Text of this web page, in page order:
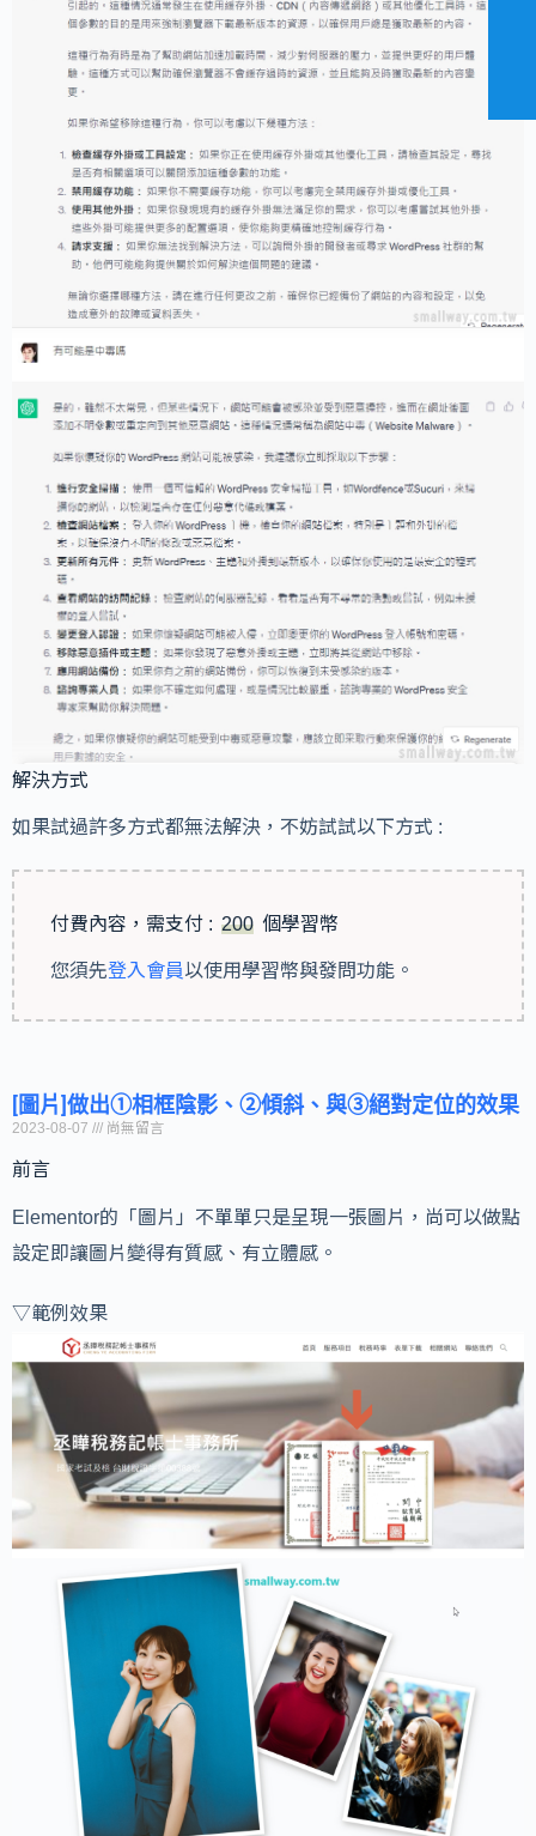
解決方式
如果試過許多方式都無法解決，不妨試試以下方式 :
付費內容，需支付 : 200 個學習幣
您須先登入會員以使用學習幣與發問功能。
[圖片]做出①相框陰影、②傾斜、與③絕對定位的效果
2023-08-07 尚無留言
前言
Elementor的「圖片」不單單只是呈現一張圖片，尚可以做點
設定即讓圖片變得有質感、有立體感。
▽範例效果